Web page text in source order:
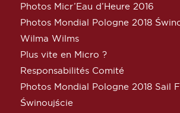
Photos Micr’Eau d’Heure 2016
Photos Mondial Pologne 2018
Wilma Wilms
Plus vite en Micro ?
Responsabilités Comité
Photos Mondial Pologne 2018 Sail
Świnoujście